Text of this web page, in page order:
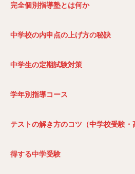
完全個別指導塾とは何か
中学校の内申点の上げ方の秘訣
中学生の定期試験対策
学年別指導コース
テストの解き方のコツ（中学校受験・
得する中学受験